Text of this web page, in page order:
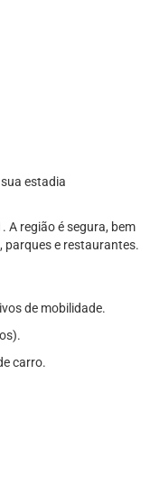
estadia
A região é segura, bem
parques e restaurantes.
de mobilidade.
carro.